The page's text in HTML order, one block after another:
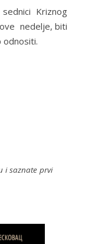
Kriznog
nedelje, biti
odnositi.
i saznate prvi